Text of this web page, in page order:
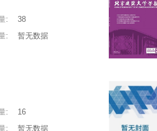
:
38
: 暂无数据
:
16
: 暂无数据